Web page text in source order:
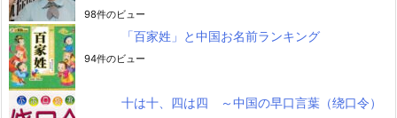
98件のビュー
「百家姓」と中国お名前ランキング
94件のビュー
十は十、四は四 ～中国の早口言葉（绕口令）